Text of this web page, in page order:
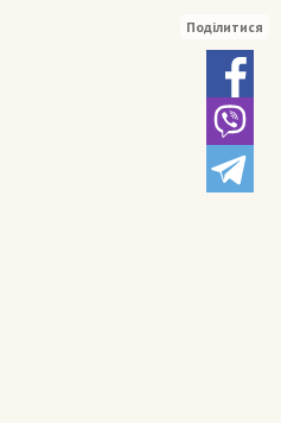
Поділитися